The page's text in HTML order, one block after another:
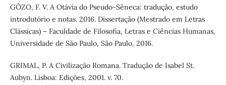
GÔZO, F. V. A Otávia do Pseudo-Sêneca: tradução, estudo
introdutório e notas. 2016. Dissertação (Mestrado em Letras
Clássicas) – Faculdade de Filosofia, Letras e Ciências Humanas,
Universidade de São Paulo, São Paulo, 2016.
GRIMAL, P. A Civilização Romana. Tradução de Isabel St.
Aubyn. Lisboa: Edições, 2001. v. 70.